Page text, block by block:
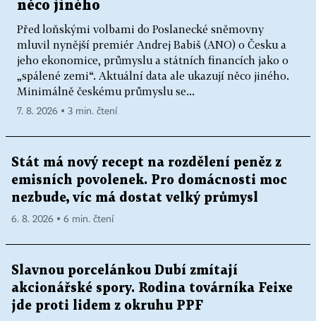
něco jiného
Před loňskými volbami do Poslanecké sněmovny
mluvil nynější premiér Andrej Babiš (ANO) o Česku a
jeho ekonomice, průmyslu a státních financích jako o
„spálené zemi“. Aktuální data ale ukazují něco jiného.
Minimálně českému průmyslu se...
7. 8. 2026 ▪ 3 min. čtení
Stát má nový recept na rozdělení peněz z
emisních povolenek. Pro domácnosti moc
nezbude, víc má dostat velký průmysl
6. 8. 2026 ▪ 6 min. čtení
Slavnou porcelánkou Dubí zmítají
akcionářské spory. Rodina továrníka Feixe
jde proti lidem z okruhu PPF